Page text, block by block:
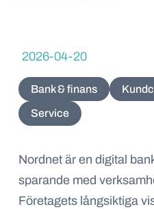
2026-04-20
Bank & finans
Service
Nordnet är en digital
sparande med
Företagets långsiktiga